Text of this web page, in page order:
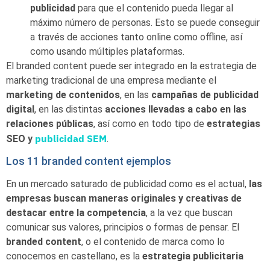
publicidad para que el contenido pueda llegar al
máximo número de personas. Esto se puede conseguir
a través de acciones tanto online como offline, así
como usando múltiples plataformas.
El branded content puede ser integrado en la estrategia de
marketing tradicional de una empresa mediante el
marketing de contenidos, en las campañas de publicidad
digital, en las distintas acciones llevadas a cabo en las
relaciones públicas, así como en todo tipo de estrategias
SEO y publicidad SEM.
Los 11 branded content ejemplos
En un mercado saturado de publicidad como es el actual, las
empresas buscan maneras originales y creativas de
destacar entre la competencia, a la vez que buscan
comunicar sus valores, principios o formas de pensar. El
branded content, o el contenido de marca como lo
conocemos en castellano, es la estrategia publicitaria